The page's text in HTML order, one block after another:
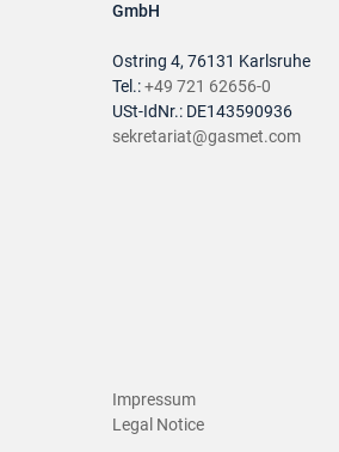
GmbH
Ostring 4, 76131 Karlsruhe
Tel.:+49 721 62656-0
USt-IdNr.: DE143590936
sekretariat@gasmet.com
Impressum
Legal Notice